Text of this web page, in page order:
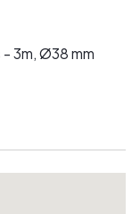
3m, Ø38 mm